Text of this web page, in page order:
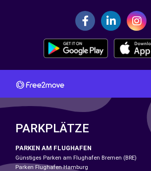
PARKPLÄTZE
PARKEN AM FLUGHAFEN
Günstiges Parken am Flughafen Bremen (BRE)
Parken Flughafen Hamburg